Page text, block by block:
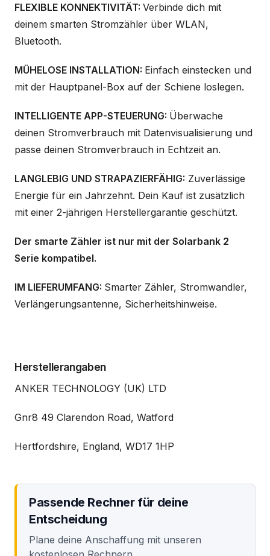
FLEXIBLE KONNEKTIVITÄT: Verbinde dich mit
deinem smarten Stromzähler über WLAN,
Bluetooth.
MÜHELOSE INSTALLATION: Einfach einstecken und
mit der Hauptpanel-Box auf der Schiene loslegen.
INTELLIGENTE APP-STEUERUNG: Überwache
deinen Stromverbrauch mit Datenvisualisierung und
passe deinen Stromverbrauch in Echtzeit an.
LANGLEBIG UND STRAPAZIERFÄHIG: Zuverlässige
Energie für ein Jahrzehnt. Dein Kauf ist zusätzlich
mit einer 2-jährigen Herstellergarantie geschützt.
Der smarte Zähler ist nur mit der Solarbank 2
Serie kompatibel.
IM LIEFERUMFANG: Smarter Zähler, Stromwandler,
Verlängerungsantenne, Sicherheitshinweise.
Herstellerangaben
ANKER TECHNOLOGY (UK) LTD
Gnr8 49 Clarendon Road, Watford
Hertfordshire, England, WD17 1HP
Passende Rechner für deine
Entscheidung
Plane deine Anschaffung mit unseren